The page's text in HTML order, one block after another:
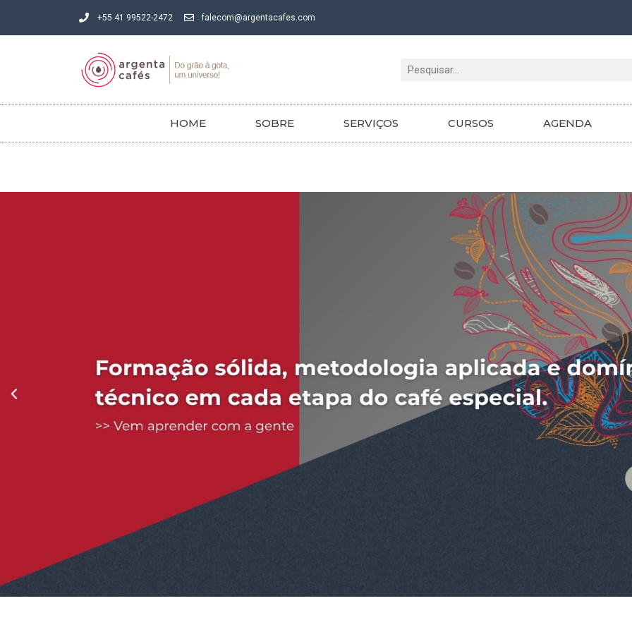
+55 41 99522-2472 falecom@argentacafes.com
Pesquisar
HOME SOBRE SERVIÇOS CURSOS AGENDA
Anterior